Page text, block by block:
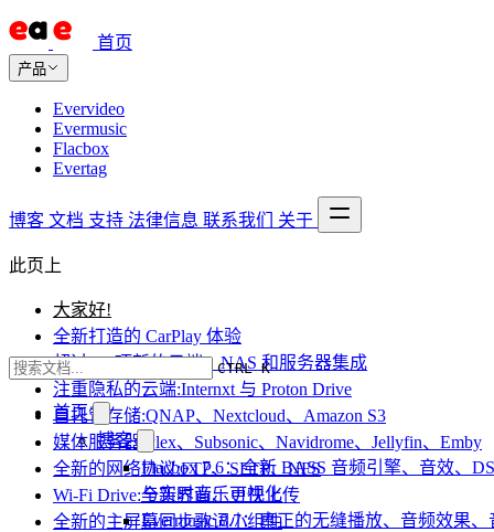
首页
产品
Evervideo
Evermusic
Flacbox
Evertag
博客 文档 支持 法律信息 联系我们 关于
CTRL K
首页
博客
Flacbox 7.6：全新 BASS 音频引擎、音效、
与实时音乐可视化
Evermusic 8.7：真正的无缝播放、音频效果、
此页上
大家好!
全新打造的 CarPlay 体验
超过 10 项新的云端、NAS 和服务器集成
注重隐私的云端:Internxt 与 Proton Drive
自托管存储:QNAP、Nextcloud、Amazon S3
媒体服务器:Plex、Subsonic、Navidrome、Jellyfin、Emby
全新的网络协议:FTP、SFTP、NFS
Wi-Fi Drive:全新界面、更快上传
全新的主屏幕同步歌词小组件